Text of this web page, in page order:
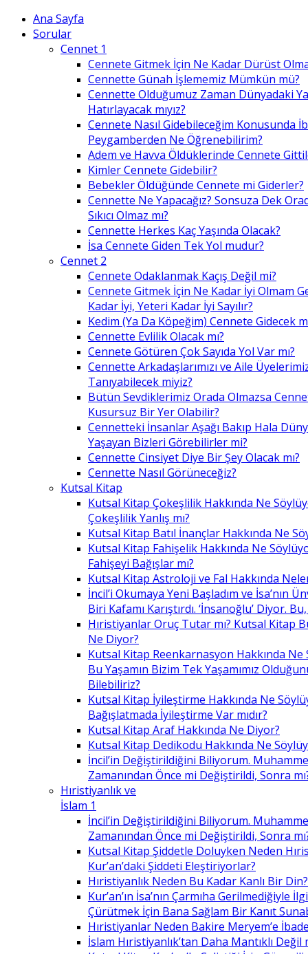
Ana Sayfa
Sorular
Cennet 1
Cennete Gitmek İçin Ne Kadar Dürüst
Cennette Günah İşlememiz Mümkün mü?
Cennette Olduğumuz Zaman Dünyadaki
Hatırlayacak mıyız?
Cennete Nasıl Gidebileceğim Konusunda
Peygamberden Ne Öğrenebilirim?
Adem ve Havva Öldüklerinde Cennete
Kimler Cennete Gidebilir?
Bebekler Öldüğünde Cennete mi Giderler?
Cennette Ne Yapacağız? Sonsuza Dek
Sıkıcı Olmaz mı?
Cennette Herkes Kaç Yaşında Olacak?
İsa Cennete Giden Tek Yol mudur?
Cennet 2
Cennete Odaklanmak Kaçış Değil mi?
Cennete Gitmek İçin Ne Kadar İyi Olmam
Kadar İyi, Yeteri Kadar İyi Sayılır?
Kedim (Ya Da Köpeğim) Cennete Gidecek
Cennette Evlilik Olacak mı?
Cennete Götüren Çok Sayıda Yol Var mı?
Cennette Arkadaşlarımızı ve Aile
Tanıyabilecek miyiz?
Bütün Sevdiklerimiz Orada Olmazsa
Kusursuz Bir Yer Olabilir?
Cennetteki İnsanlar Aşağı Bakıp Hala
Yaşayan Bizleri Görebilirler mi?
Cennette Cinsiyet Diye Bir Şey Olacak mı?
Cennette Nasıl Görüneceğiz?
Kutsal Kitap
Kutsal Kitap Çokeşlilik Hakkında Ne
Çokeşlilik Yanlış mı?
Kutsal Kitap Batıl İnançlar Hakkında Ne
Kutsal Kitap Fahişelik Hakkında Ne
Fahişeyi Bağışlar mı?
Kutsal Kitap Astroloji ve Fal Hakkında
İncil’i Okumaya Yeni Başladım ve İsa’nın
Biri Kafamı Karıştırdı. ‘İnsanoğlu’ Diyor.
Hıristiyanlar Oruç Tutar mı? Kutsal Kitap
Ne Diyor?
Kutsal Kitap Reenkarnasyon Hakkında Ne
Bu Yaşamın Bizim Tek Yaşamımız
Bilebiliriz?
Kutsal Kitap İyileştirme Hakkında Ne
Bağışlatmada İyileştirme Var mıdır?
Kutsal Kitap Araf Hakkında Ne Diyor?
Kutsal Kitap Dedikodu Hakkında Ne
İncil’in Değiştirildiğini Biliyorum.
Zamanından Önce mi Değiştirildi, Sonra
Hıristiyanlık ve
İslam 1
İncil’in Değiştirildiğini Biliyorum.
Zamanından Önce mi Değiştirildi, Sonra
Kutsal Kitap Şiddetle Doluyken Neden
Kur’an’daki Şiddeti Eleştiriyorlar?
Hıristiyanlık Neden Bu Kadar Kanlı Bir Din?
Kur’an’ın İsa’nın Çarmıha Gerilmediğiyle
Çürütmek İçin Bana Sağlam Bir Kanıt
Hıristiyanlar Neden Bakire Meryem’e
İslam Hıristiyanlık’tan Daha Mantıklı Değil